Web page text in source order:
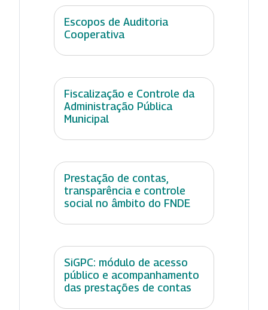
Escopos de Auditoria
Cooperativa
Fiscalização e Controle da
Administração Pública
Municipal
Prestação de contas,
transparência e controle
social no âmbito do FNDE
SiGPC: módulo de acesso
público e acompanhamento
das prestações de contas